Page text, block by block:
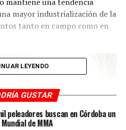
mantiene una tendencia
mayor industrialización de la
tanto en campo como en
LEYENDO
GUSTAR
peleadores buscan en Córdoba un
de MMA